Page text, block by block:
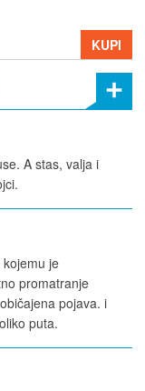
KUPI
A stas, valja i
je
promatranje
pojava. i
puta.